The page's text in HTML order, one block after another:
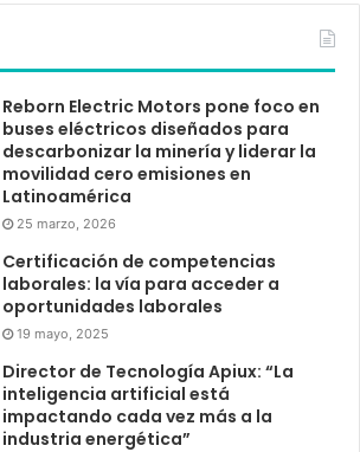
Reborn Electric Motors pone foco en
buses eléctricos diseñados para
descarbonizar la minería y liderar la
movilidad cero emisiones en
Latinoamérica
25 marzo, 2026
Certificación de competencias
laborales: la vía para acceder a
oportunidades laborales
19 mayo, 2025
Director de Tecnología Apiux: “La
inteligencia artificial está
impactando cada vez más a la
industria energética”